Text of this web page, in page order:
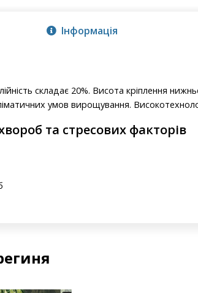
Інформація
складає 20%. Висота кріплення
умов вирощування.
та стресових факторів